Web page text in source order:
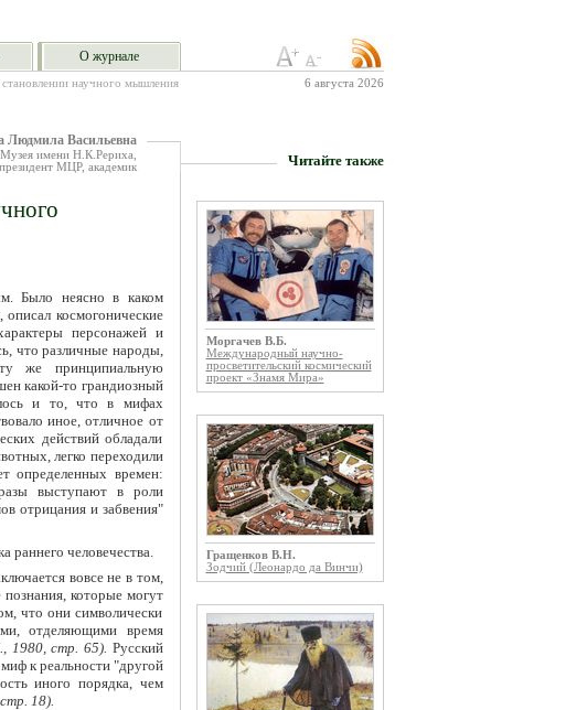
О журнале
6 августа 2026
научного мышления
Васильевна
имени Н.К.Рериха,
МЦР, академик
Было неясно в каком
космогонические
персонажей и
что различные народы,
же принципиальную
какой-то грандиозный
и то, что в мифах
иное, отличное от
действий обладали
легко переходили
определенных времен:
выступают в роли
отрицания и забвения"
раннего человечества.
вовсе не в том,
которые могут
что они символически
отделяющими время
1980, стр. 65). Русский
к реальности "другой
иного порядка, чем
18).
Читайте также
Моргачев В.Б.
Международный научно-
просветительский космический
проект «Знамя Мира»
Гращенков В.Н.
Зодчий (Леонардо да Винчи)